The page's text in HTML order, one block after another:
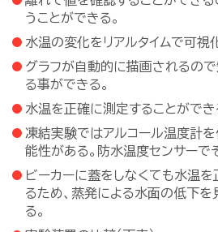
うことができる。
水温の変化をリアルタイムで可視
グラフが自動的に描画されるの
る事ができる。
水温を正確に測定することができ
凍結実験ではアルコール温度計
能性がある。防水温度センサーで
ビーカーに蓋をしなくても水温
るため、蒸発による水面の低下を
る。